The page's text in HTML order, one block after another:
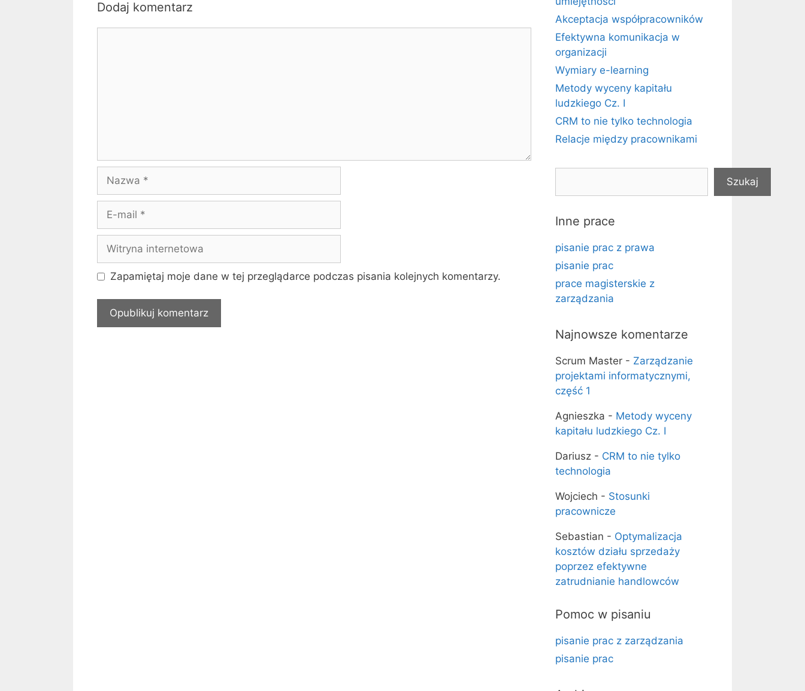
Dodaj komentarz
mail
internetowa
Zapamiętaj moje dane w tej przeglądarce podczas pisania kolejnych komentarzy.
Akceptacja współpracowników
Efektywna komunikacja w
organizacji
Wymiary e-learning
Metody wyceny kapitału
ludzkiego Cz. I
CRM to nie tylko technologia
Relacje między pracownikami
Szukaj
Inne prace
pisanie prac z prawa
pisanie prac
prace magisterskie z
zarządzania
Najnowsze komentarze
Scrum Master - Zarządzanie
projektami informatycznymi,
część 1
Agnieszka - Metody wyceny
kapitału ludzkiego Cz. I
Dariusz - CRM to nie tylko
technologia
Wojciech - Stosunki
pracownicze
Sebastian - Optymalizacja
kosztów działu sprzedaży
poprzez efektywne
zatrudnianie handlowców
Pomoc w pisaniu
pisanie prac z zarządzania
pisanie prac